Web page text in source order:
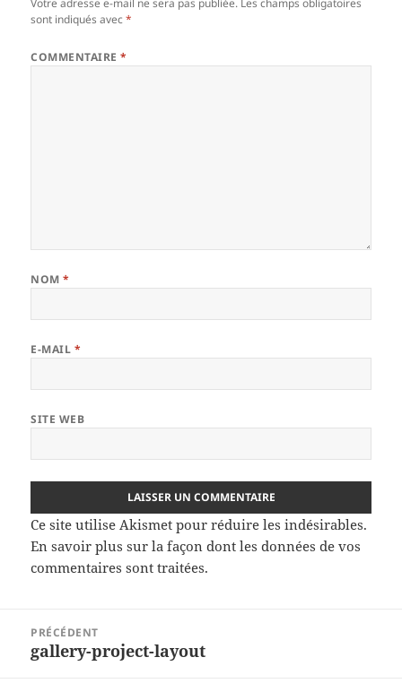
sont indiqués avec*
COMMENTAIRE*
NOM*
E-MAIL *
SITE WEB
Ce site utilise Akismet pour réduire les indésirables.
En savoir plus sur la façon dont les données de vos
commentaires sont traitées.
l’article
PRÉCÉDENT
Article
gallery-project-layout